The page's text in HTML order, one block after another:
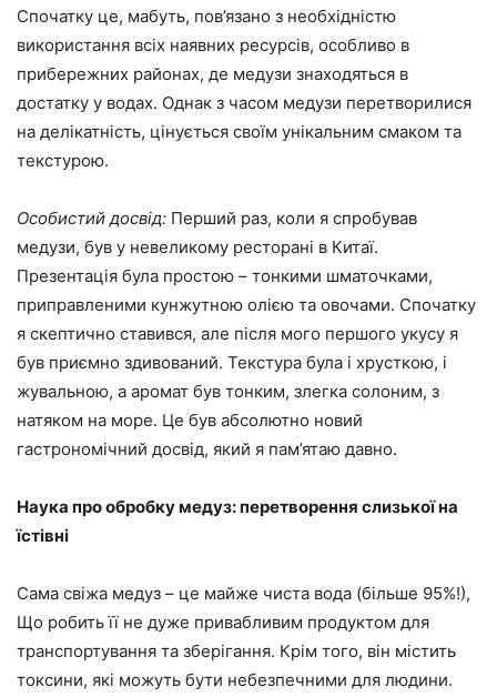
Спочатку це, мабуть, пов’язано з необхідністю
використання всіх наявних ресурсів, особливо в
прибережних районах, де медузи знаходяться в
достатку у водах. Однак з часом медузи перетворилися
на делікатність, цінується своїм унікальним смаком та
текстурою.
Особистий досвід: Перший раз, коли я спробував
медузи, був у невеликому ресторані в Китаї.
Презентація була простою – тонкими шматочками,
приправленими кунжутною олією та овочами. Спочатку
я скептично ставився, але після мого першого укусу я
був приємно здивований. Текстура була і хрусткою, і
жувальною, а аромат був тонким, злегка солоним, з
натяком на море. Це був абсолютно новий
гастрономічний досвід, який я пам’ятаю давно.
Наука про обробку медуз: перетворення слизької на
їстівні
Сама свіжа медуз – це майже чиста вода (більше 95%!),
Що робить її не дуже привабливим продуктом для
транспортування та зберігання. Крім того, він містить
токсини, які можуть бути небезпечними для людини.